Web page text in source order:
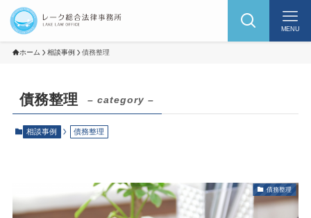
MENU
ホーム 相談事例 債務整理
債務整理 – category –
相談事例 債務整理
債務整理